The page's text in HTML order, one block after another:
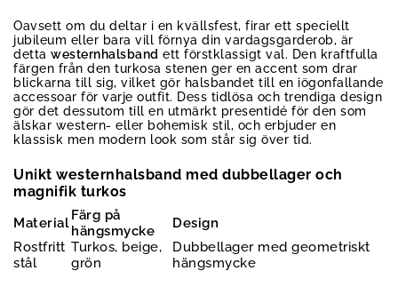
Oavsett om du deltar i en kvällsfest, firar ett speciellt
jubileum eller bara vill förnya din vardagsgarderob, är
detta westernhalsband ett förstklassigt val. Den kraftfulla
färgen från den turkosa stenen ger en accent som drar
blickarna till sig, vilket gör halsbandet till en iögonfallande
accessoar för varje outfit. Dess tidlösa och trendiga design
gör det dessutom till en utmärkt presentidé för den som
älskar western- eller bohemisk stil, och erbjuder en
klassisk men modern look som står sig över tid.
Unikt westernhalsband med dubbellager och
magnifik turkos
MaterialFärg på
hängsmycke
Design
Rostfritt
stål
Turkos, beige,
grön
Dubbellager med geometriskt
hängsmycke